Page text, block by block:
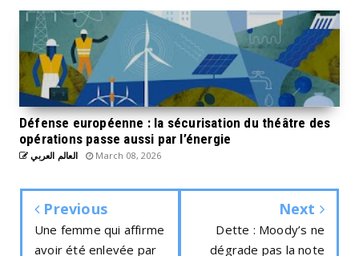
Défense européenne : la sécurisation du théâtre des
opérations passe aussi par l’énergie
العالم العربي March 08, 2026
Previous
Une femme qui affirme
avoir été enlevée par
Next
Dette : Moody’s ne
dégrade pas la note